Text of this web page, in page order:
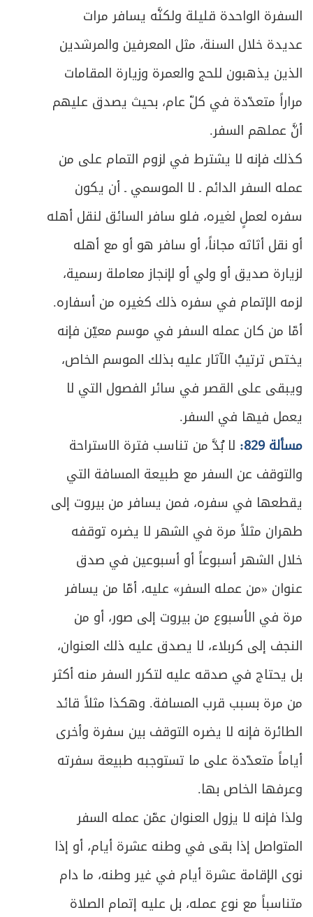
السفرة الواحدة قليلة ولكنَّه يسافر مرات
عديدة خلال السنة، مثل المعرفين والمرشدين
الذين يذهبون للحج والعمرة وزيارة المقامات
مراراً متعدّدة في كلّ عام، بحيث يصدق عليهم
أنَّ عملهم السفر.
كذلك فإنه لا يشترط في لزوم التمام على من
عمله السفر الدائم ـ لا الموسمي ـ أن يكون
سفره لعملٍ لغيره، فلو سافر السائق لنقل أهله
أو نقل أثاثه مجاناً، أو سافر هو أو مع أهله
لزيارة صديق أو ولي أو لإنجاز معاملة رسمية،
لزمه الإتمام في سفره ذلك كغيره من أسفاره.
أمّا من كان عمله السفر في موسم معيّن فإنه
يختص ترتيبُ الآثار عليه بذلك الموسم الخاص،
ويبقى على القصر في سائر الفصول التي لا
يعمل فيها في السفر.
مسألة 829:
لا بُدَّ من تناسب فترة الاستراحة
والتوقف عن السفر مع طبيعة المسافة التي
يقطعها في سفره، فمن يسافر من بيروت إلى
طهران مثلاً مرة في الشهر لا يضره توقفه
خلال الشهر أسبوعاً أو أسبوعين في صدق
عنوان «من عمله السفر» عليه، أمّا من يسافر
مرة في الأسبوع من بيروت إلى صور، أو من
النجف إلى كربلاء، لا يصدق عليه ذلك العنوان،
بل يحتاج في صدقه عليه لتكرر السفر منه أكثر
من مرة بسبب قرب المسافة. وهكذا مثلاً قائد
الطائرة فإنه لا يضره التوقف بين سفرة وأخرى
أياماً متعدّدة على ما تستوجبه طبيعة سفرته
وعرفها الخاص بها.
ولذا فإنه لا يزول العنوان عمّن عمله السفر
المتواصل إذا بقى في وطنه عشرة أيام، أو إذا
نوى الإقامة عشرة أيام في غير وطنه، ما دام
متناسباً مع نوع عمله، بل عليه إتمام الصلاة